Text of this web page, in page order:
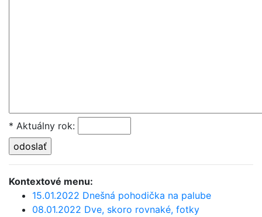
* Aktuálny rok:
Kontextové menu:
15.01.2022 Dnešná pohodička na palube
08.01.2022 Dve, skoro rovnaké, fotky